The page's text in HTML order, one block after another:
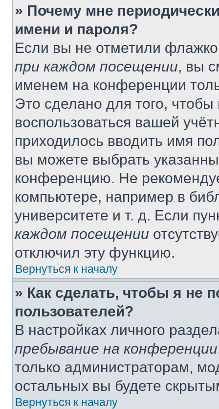
» Почему мне
имени и пароля?
Если вы не отметили
при каждом посещении, вы
именем на конференции
Это сделано для того, чтобы
воспользоваться вашей
приходилось вводить имя
вы можете выбрать
конференцию. Не
компьютере, например в
университете и т. д. Если
каждом посещении
отключил эту функцию.
Вернуться к началу
» Как сделать, чтобы я не
пользователей?
В настройках личного
пребывание на конференции
только администраторам,
остальных вы будете
Вернуться к началу